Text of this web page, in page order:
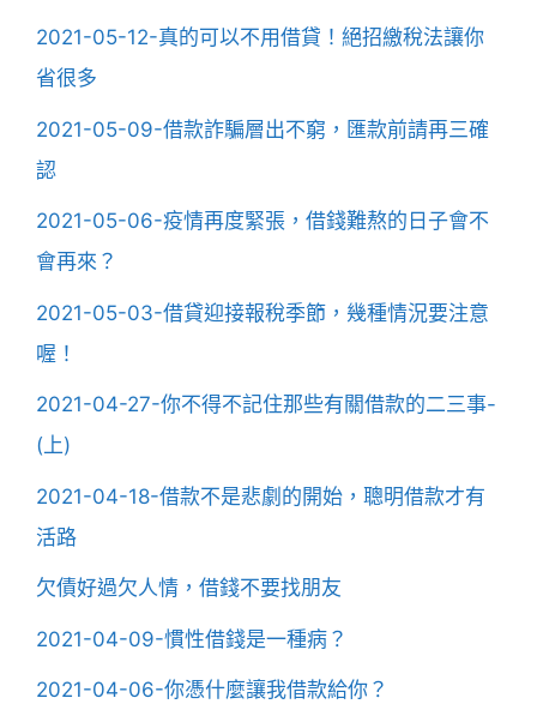
2021-05-12-真的可以不用借貸！絕招繳稅法讓你
省很多
2021-05-09-借款詐騙層出不窮，匯款前請再三確
認
2021-05-06-疫情再度緊張，借錢難熬的日子會不
會再來？
2021-05-03-借貸迎接報稅季節，幾種情況要注意
喔！
2021-04-27-你不得不記住那些有關借款的二三事-
(上)
2021-04-18-借款不是悲劇的開始，聰明借款才有
活路
欠債好過欠人情，借錢不要找朋友
2021-04-09-慣性借錢是一種病？
2021-04-06-你憑什麼讓我借款給你？